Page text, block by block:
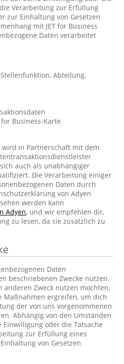
Verarbeitung zur Erfüllung
zur Einhaltung von Gesetzen
mit JET for Business
Daten verarbeitet
Abteilung,
Business-Karte
wird in Partnerschaft mit dem
auch als unabhängiger
Die Verarbeitung einiger
Daten durch
von Adyen
werden kann
Adyen, und wir empfehlen dir,
zu lesen, da sie zusätzlich zu
Daten
beschriebenen Zwecke nutzen.
anderen Zweck nutzen möchten,
Maßnahmen ergreifen, um dich
der von uns vorgenommenen
Abhängig von den Umständen
oder die Tatsache
zur Erfüllung eines
von Gesetzen